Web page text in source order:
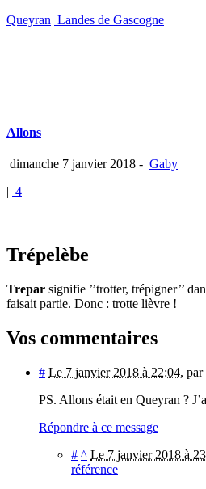
Queyran Landes de Gascogne
Allons
dimanche 7 janvier 2018 - Gaby
| 4
Trépelèbe
Trepar signifie ’’trotter, trépigner’’
faisait partie. Donc : trotte lièvre !
Vos commentaires
# Le 7 janvier 2018 à 22:04, par
PS. Allons était en Queyran ?
Répondre à ce message
# ^ Le 7 janvier 2018 à
référence